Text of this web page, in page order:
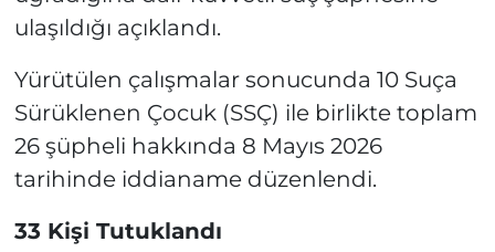
ulaşıldığı açıklandı.
Yürütülen çalışmalar sonucunda 10 Suça
Sürüklenen Çocuk (SSÇ) ile birlikte toplam
26 şüpheli hakkında 8 Mayıs 2026
tarihinde iddianame düzenlendi.
33 Kişi Tutuklandı